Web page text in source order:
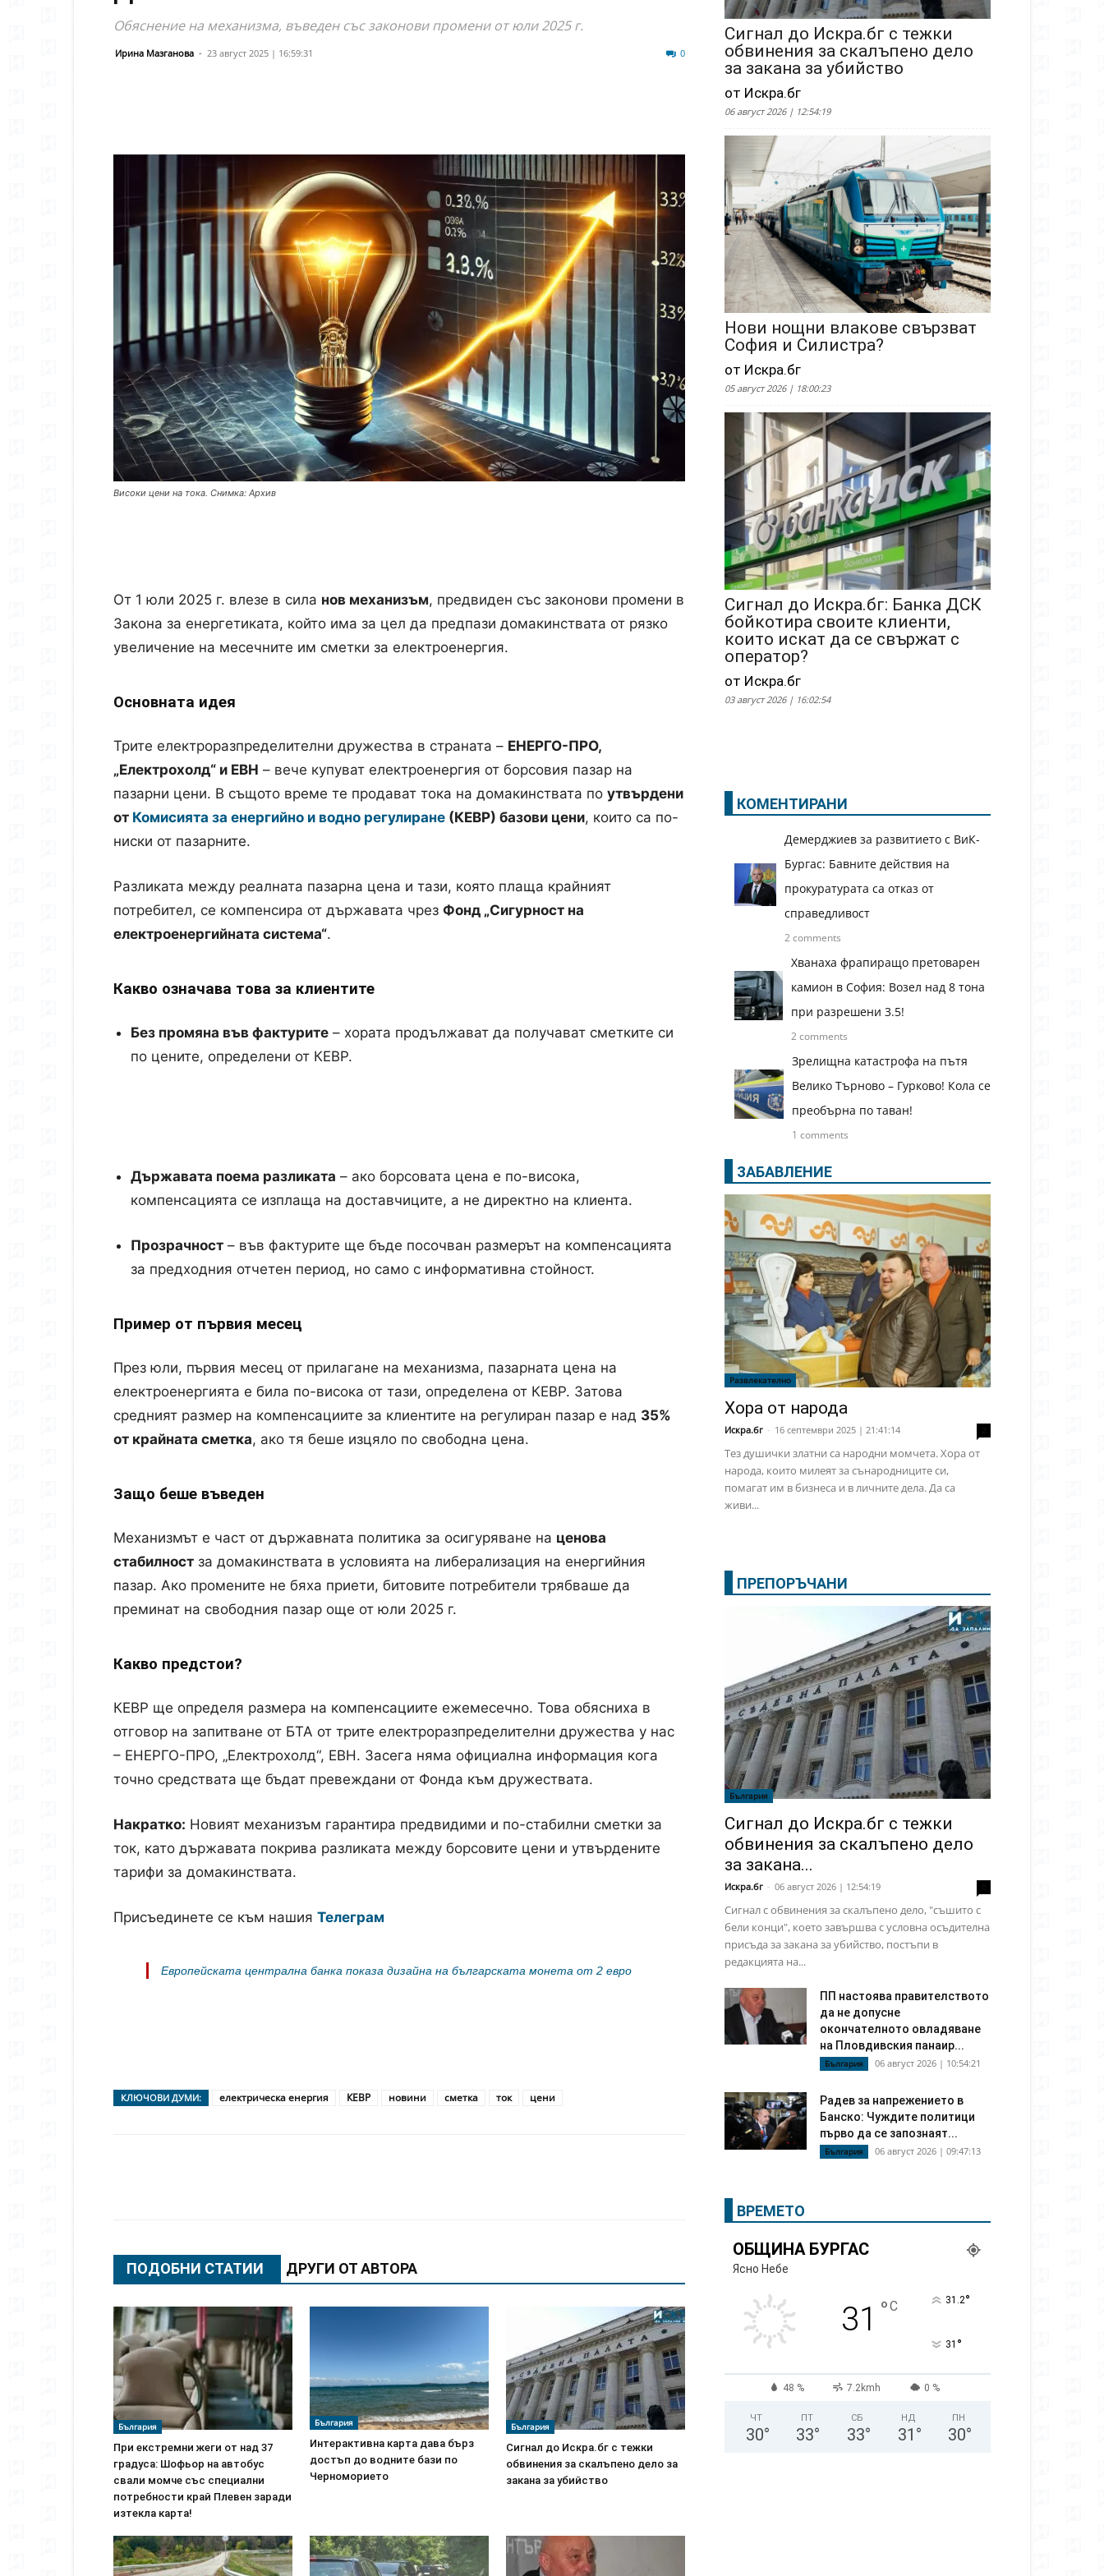
Обяснение на механизма, въведен със законови промени от юли 2025 г.
Ирина Мазганова - 23 август 2025 | 16:59:31 0
Високи цени на тока. Снимка: Архив
От 1 юли 2025 г. влезе в сила нов механизъм, предвиден със законови промени в
Закона за енергетиката, който има за цел да предпази домакинствата от рязко
увеличение на месечните им сметки за електроенергия.
Основната идея
Трите електроразпределителни дружества в страната – ЕНЕРГО-ПРО,
„Електрохолд“ и ЕВН – вече купуват електроенергия от борсовия пазар на
пазарни цени. В същото време те продават тока на домакинствата по утвърдени
от Комисията за енергийно и водно регулиране (КЕВР) базови цени, които са по-
ниски от пазарните.
Разликата между реалната пазарна цена и тази, която плаща крайният
потребител, се компенсира от държавата чрез Фонд „Сигурност на
електроенергийната система“.
Какво означава това за клиентите
Без промяна във фактурите – хората продължават да получават сметките си
по цените, определени от КЕВР.
Държавата поема разликата – ако борсовата цена е по-висока,
компенсацията се изплаща на доставчиците, а не директно на клиента.
Прозрачност – във фактурите ще бъде посочван размерът на компенсацията
за предходния отчетен период, но само с информативна стойност.
Пример от първия месец
През юли, първия месец от прилагане на механизма, пазарната цена на
електроенергията е била по-висока от тази, определена от КЕВР. Затова
средният размер на компенсациите за клиентите на регулиран пазар е над 35%
от крайната сметка, ако тя беше изцяло по свободна цена.
Защо беше въведен
Механизмът е част от държавната политика за осигуряване на ценова
стабилност за домакинствата в условията на либерализация на енергийния
пазар. Ако промените не бяха приети, битовите потребители трябваше да
преминат на свободния пазар още от юли 2025 г.
Какво предстои?
КЕВР ще определя размера на компенсациите ежемесечно. Това обясниха в
отговор на запитване от БТА от трите електроразпределителни дружества у нас
– ЕНЕРГО-ПРО, „Електрохолд“, ЕВН. Засега няма официална информация кога
точно средствата ще бъдат превеждани от Фонда към дружествата.
Накратко: Новият механизъм гарантира предвидими и по-стабилни сметки за
ток, като държавата покрива разликата между борсовите цени и утвърдените
тарифи за домакинствата.
Присъединете се към нашия Телеграм
Европейската централна банка показа дизайна на българската монета от 2 евро
КЛЮЧОВИ ДУМИ: електрическа енергия КЕВР новини сметка ток цени
ПОДОБНИ СТАТИИ ДРУГИ ОТ АВТОРА
България
При екстремни жеги от над 37
градуса: Шофьор на автобус
свали момче със специални
потребности край Плевен заради
изтекла карта!
България
Интерактивна карта дава бърз
достъп до водните бази по
Черноморието
България
Сигнал до Искра.бг с тежки
обвинения за скалъпено дело за
закана за убийство
Сигнал до Искра.бг с тежки
обвинения за скалъпено дело
за закана за убийство
от Искра.бг
06 август 2026 | 12:54:19
Нови нощни влакове свързват
София и Силистра?
от Искра.бг
05 август 2026 | 18:00:23
Сигнал до Искра.бг: Банка ДСК
бойкотира своите клиенти,
които искат да се свържат с
оператор?
от Искра.бг
03 август 2026 | 16:02:54
КОМЕНТИРАНИ
Демерджиев за развитието с ВиК-
Бургас: Бавните действия на
прокуратурата са отказ от
справедливост
2 comments
Хванаха фрапиращо претоварен
камион в София: Возел над 8 тона
при разрешени 3.5!
2 comments
Зрелищна катастрофа на пътя
Велико Търново – Гурково! Кола се
преобърна по таван!
1 comments
ЗАБАВЛЕНИЕ
Развлекателно
Хора от народа
Искра.бг - 16 септември 2025 | 21:41:14
Тез душички златни са народни момчета. Хора от
народа, които милеят за сънародниците си,
помагат им в бизнеса и в личните дела. Да са
живи...
ПРЕПОРЪЧАНИ
България
Сигнал до Искра.бг с тежки
обвинения за скалъпено дело
за закана...
Искра.бг - 06 август 2026 | 12:54:19
Сигнал с обвинения за скалъпено дело, "съшито с
бели конци", което завършва с условна осъдителна
присъда за закана за убийство, постъпи в
редакцията на...
ПП настоява правителството
да не допусне
окончателното овладяване
на Пловдивския панаир...
България 06 август 2026 | 10:54:21
Радев за напрежението в
Банско: Чуждите политици
първо да се запознаят...
България 06 август 2026 | 09:47:13
ВРЕМЕТО
ОБЩИНА БУРГАС
Ясно Небе
31 °C 31.2°
31 °
48 % 7.2kmh 0 %
ЧТ
30°
ПТ
33°
СБ
33°
НД
31 °
ПН
30°